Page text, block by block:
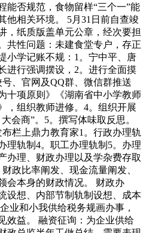
能否规范，食物留样“三个一”能
他相关环境。 5月31日前自查竣
，纸质版盖单元公章，经次要担
共性问题：未建食堂专户，存正
小学记账不规：1。宁中平、唐
进行强调摆设，2。进行全面摸
、官网及QQ群、微信群推送
十项原则》《湖南省中小学教师
，组织教师进修。4。组织开展
会商”。5。撰写体味取反思。
栏上鼎力教育家1。行政办理轨
理轨制4。职工办理轨制5。办理
办理、财政办理以及学杂费存取
政比率阐发、现金流量阐发、
会本身的财政情况。 财政办
设想、内部节制轨制设想、成本
业和小我供给税务规画办事，
效益。 融资征询：为企业供给